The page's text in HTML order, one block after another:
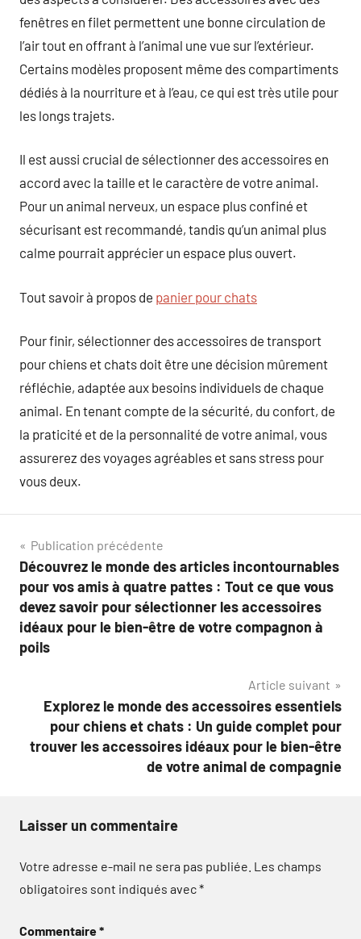
fenêtres en filet permettent une bonne circulation de
l’air tout en offrant à l’animal une vue sur l’extérieur.
Certains modèles proposent même des compartiments
dédiés à la nourriture et à l’eau, ce qui est très utile pour
les longs trajets.
Il est aussi crucial de sélectionner des accessoires en
accord avec la taille et le caractère de votre animal.
Pour un animal nerveux, un espace plus confiné et
sécurisant est recommandé, tandis qu’un animal plus
calme pourrait apprécier un espace plus ouvert.
Tout savoir à propos de panier pour chats
Pour finir, sélectionner des accessoires de transport
pour chiens et chats doit être une décision mûrement
réfléchie, adaptée aux besoins individuels de chaque
animal. En tenant compte de la sécurité, du confort, de
la praticité et de la personnalité de votre animal, vous
assurerez des voyages agréables et sans stress pour
vous deux.
Navigation
de
l’article
Publication précédente
Découvrez le monde des articles incontournables
pour vos amis à quatre pattes : Tout ce que vous
devez savoir pour sélectionner les accessoires
idéaux pour le bien-être de votre compagnon à
poils
Article suivant
Explorez le monde des accessoires essentiels
pour chiens et chats : Un guide complet pour
trouver les accessoires idéaux pour le bien-être
de votre animal de compagnie
Laisser un commentaire
Votre adresse e-mail ne sera pas publiée. Les champs
obligatoires sont indiqués avec*
Commentaire*